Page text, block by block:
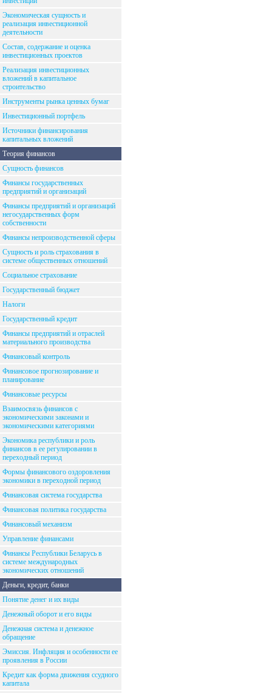
Экономическая сущность и
реализация инвестиционной
деятельности
Состав, содержание и оценка
инвестиционных проектов
Реализация инвестиционных
вложений в капитальное
строительство
Инструменты рынка ценных бумаг
Инвестиционный портфель
Источники финансирования
капитальных вложений
Теория финансов
Сущность финансов
Финансы государственных
предприятий и организаций
Финансы предприятий и организаций
негосударственных форм
собственности
Финансы непроизводственной сферы
Сущность и роль страхования в
системе общественных отношений
Социальное страхование
Государственный бюджет
Налоги
Государственный кредит
Финансы предприятий и отраслей
материального производства
Финансовый контроль
Финансовое прогнозирование и
планирование
Финансовые ресурсы
Взаимосвязь финансов с
экономическими законами и
экономическими категориями
Экономика республики и роль
финансов в ее регулировании в
переходный период
Формы финансового оздоровления
экономики в переходной период
Финансовая система государства
Финансовая политика государства
Финансовый механизм
Управление финансами
Финансы Республики Беларусь в
системе международных
экономических отношений
Деньги, кредит, банки
Понятие денег и их виды
Денежный оборот и его виды
Денежная система и денежное
обращение
Эмиссия. Инфляция и особенности ее
проявления в России
Кредит как форма движения ссудного
капитала